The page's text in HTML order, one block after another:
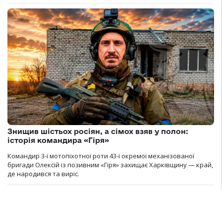
Знищив шістьох росіян, а сімох взяв у полон:
історія командира «Гіря»
Командир 3-ї мотопіхотної роти 43-ї окремої механізованої
бригади Олексій із позивним «Гіря» захищає Харківщину — край,
де народився та виріс.